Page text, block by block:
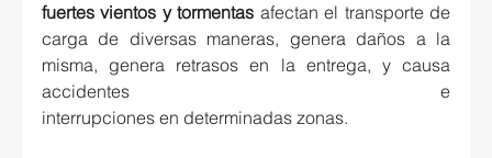
fuertes vientos y tormentas afectan el transporte de
carga de diversas maneras, genera daños a la
misma, genera retrasos en la entrega, y causa
accidentes e
interrupciones en determinadas zonas.